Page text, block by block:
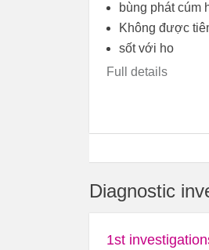
bùng phát cúm
Không được
sốt với ho
Full details
Diagnostic
1st